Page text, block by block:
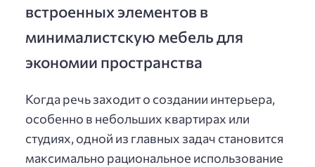
встроенных элементов в
минималистскую мебель для
экономии пространства
Когда речь заходит о создании интерьера,
особенно в небольших квартирах или
студиях, одной из главных задач становится
максимально рациональное использование